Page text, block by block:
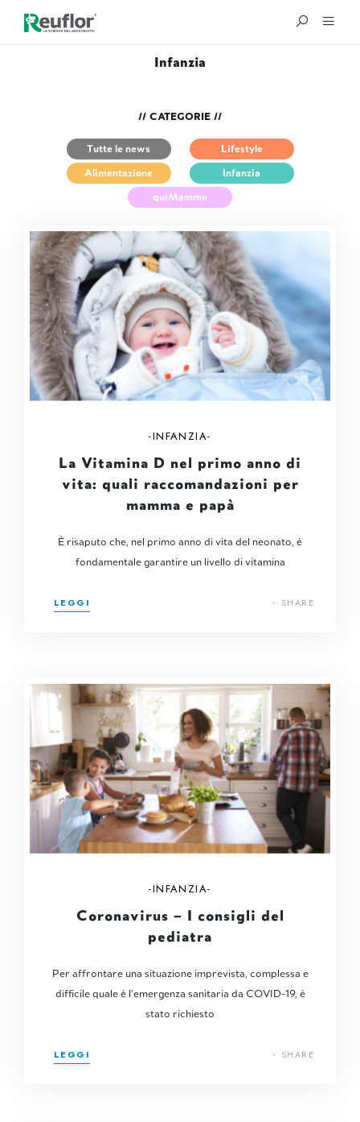
®
Infanzia
// CATEGORIE //
Tutte le news
Lifestyle
Alimentazione
Infanzia
quiMamme
INFANZIA
La Vitamina D nel primo anno di
vita: quali raccomandazioni per
mamma e papà
È risaputo che, nel primo anno di vita del neonato, è
fondamentale garantire un livello di vitamina
LEGGI SHARE
INFANZIA
Coronavirus – I consigli del
pediatra
Per affrontare una situazione imprevista, complessa e
difficile quale è l’emergenza sanitaria da COVID-19, è
stato richiesto
LEGGI SHARE